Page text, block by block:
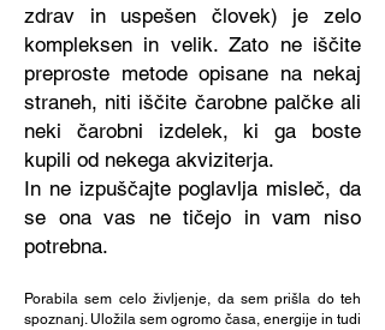
zdrav in uspešen človek) je zelo
kompleksen in velik. Zato ne iščite
preproste metode opisane na nekaj
straneh, niti iščite čarobne palčke ali
neki čarobni izdelek, ki ga boste
kupili od nekega akviziterja.
In ne izpuščajte poglavlja misleč, da
se ona vas ne tičejo in vam niso
potrebna.
Porabila sem celo življenje, da sem prišla do teh
spoznanj. Uložila sem ogromo časa, energije in tudi